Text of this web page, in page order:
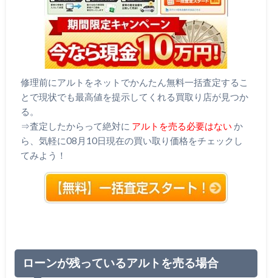
修理前にアルトをネットでかんたん無料一括査定するこ
とで現状でも最高値を提示してくれる買取り店が見つか
る。
⇒査定したからって絶対に アルトを売る必要はない か
ら、気軽に08月10日現在の買い取り価格をチェックし
てみよう！
ローンが残っているアルトを売る場合